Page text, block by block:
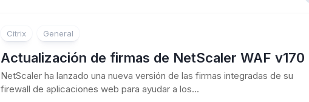
Citrix General
Actualización de firmas de NetScaler WAF v170
NetScaler ha lanzado una nueva versión de las firmas integradas de su
firewall de aplicaciones web para ayudar a los...